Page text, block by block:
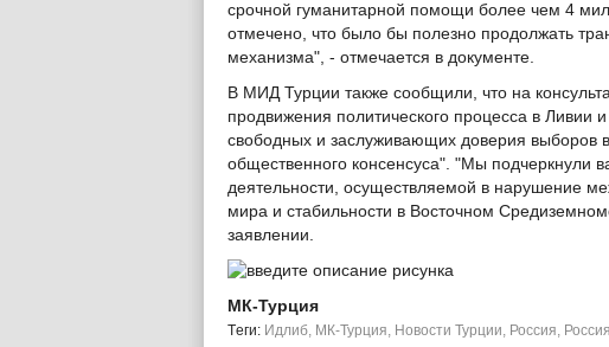
срочной гуманитарной помощи более чем 4
отмечено, что было бы полезно продолжать
механизма", - отмечается в документе.
В МИД Турции также сообщили, что на
продвижения политического процесса в Ливии
свободных и заслуживающих доверия выборов
общественного консенсуса". "Мы подчеркнули
деятельности, осуществляемой в нарушение
мира и стабильности в Восточном
заявлении.
МК-Турция
Tеги: Идлиб, МК-Турция, Новости Турции, Россия,